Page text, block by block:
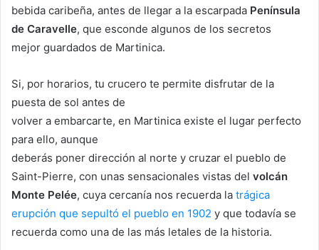
bebida caribeña, antes de llegar a la escarpada Península
de Caravelle, que esconde algunos de los secretos
mejor guardados de Martinica.
Si, por horarios, tu crucero te permite disfrutar de la
puesta de sol antes de
volver a embarcarte, en Martinica existe el lugar perfecto
para ello, aunque
deberás poner dirección al norte y cruzar el pueblo de
Saint-Pierre, con unas sensacionales vistas del volcán
Monte Pelée, cuya cercanía nos recuerda la trágica
erupción que sepultó el pueblo en 1902 y que todavía se
recuerda como una de las más letales de la historia.